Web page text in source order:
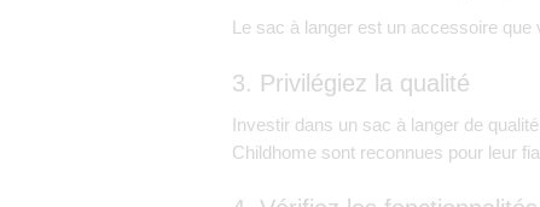
Le sac à langer est un accessoire
3. Privilégiez la qualité
Investir dans un sac à langer de
Childhome sont reconnues pour leur